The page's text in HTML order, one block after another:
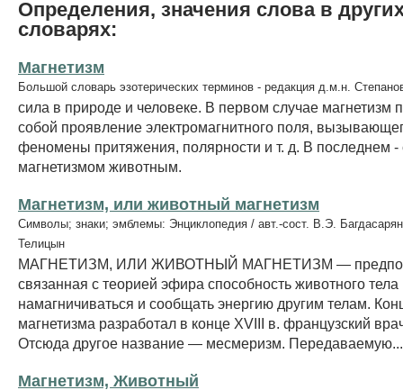
Определения, значения слова в
словарях:
Магнетизм
Большой словарь эзотерических терминов - редакция д.м.н.
сила в природе и человеке. В первом случае магнетизм
собой проявление электромагнитного поля,
феномены притяжения, полярности и т. д. В последнем -
магнетизмом животным.
Магнетизм, или животный магнетизм
Символы; знаки; эмблемы: Энциклопедия / авт.-сост. В.Э.
Телицын
МАГНЕТИЗМ, ИЛИ ЖИВОТНЫЙ МАГНЕТИЗМ —
связанная с теорией эфира способность животного тела
намагничиваться и сообщать энергию другим телам.
магнетизма разработал в конце XVIII в. французский
Отсюда другое название — месмеризм. Передаваемую...
Магнетизм, Животный